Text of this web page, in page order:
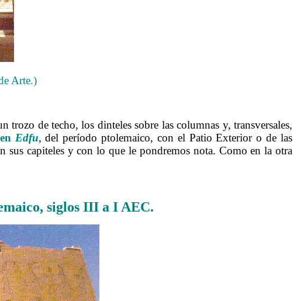
Arte.)
trozo de techo, los dinteles sobre las columnas y, transversales,
Edfu, del período ptolemaico, con el Patio Exterior o de las
sus capiteles y con lo que le pondremos nota. Como en la otra
siglos III a I AEC.